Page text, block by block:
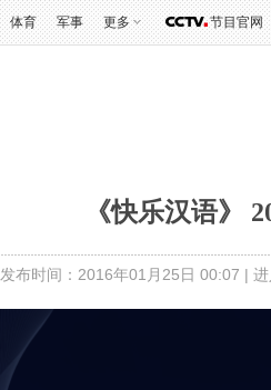
体育 军事 更多 节目官网
《快乐汉语》
发布时间：2016年01月25日 00:07 |